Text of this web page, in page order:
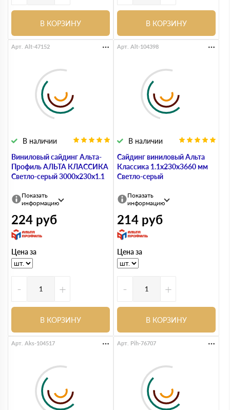
В КОРЗИНУ В КОРЗИНУ
Виниловый сайдинг Альта-
Профиль АЛЬТА КЛАССИКА
Светло-серый 3000x230x1.1
В наличии
Арт. Alt-47152
Показать
информацию
224 руб
Цена за
- +
В КОРЗИНУ
Сайдинг виниловый Альта
Классика 1.1х230х3660 мм
Светло-серый
В наличии
Арт. Alt-104398
Показать
информацию
214 руб
Цена за
- +
В КОРЗИНУ
Арт. Aks-104517 Арт. Pih-76707